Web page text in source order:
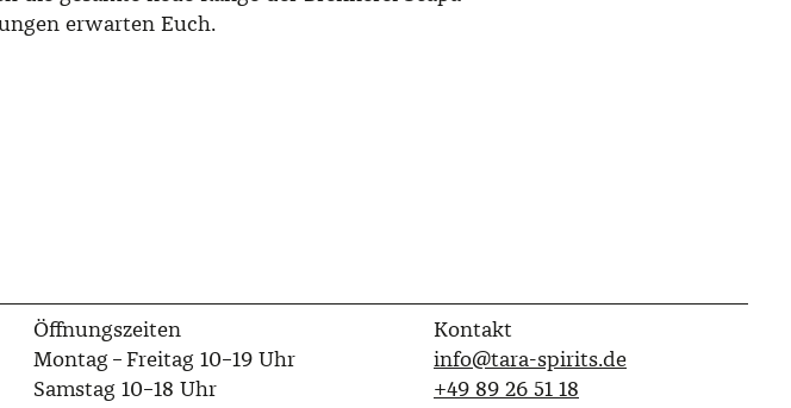
erwarten Euch.
Öffnungszeiten
Montag – Freitag 10–19 Uhr
Samstag 10–18 Uhr
Kontakt
info@tara-spirits.de
‭+49 89 26 51 18‬